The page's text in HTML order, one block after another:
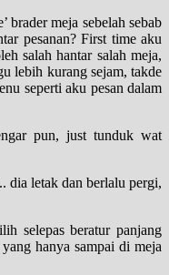
brader meja sebelah sebab
pesanan? First time aku
salah hantar salah meja,
lebih kurang sejam, takde
seperti aku pesan dalam
pun, just tunduk wat
dia letak dan berlalu pergi,
selepas beratur panjang
hanya sampai di meja